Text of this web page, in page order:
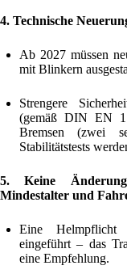
4. Technische
Ab 2027 müssen
mit Blinkern
Strengere
(gemäß DIN EN
Bremsen (zwei
Stabilitätstests
5. Keine
Mindestalter und
Eine
eingeführt – das
eine Empfehlung.